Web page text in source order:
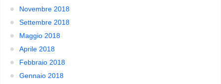
Novembre 2018
Settembre 2018
Maggio 2018
Aprile 2018
Febbraio 2018
Gennaio 2018